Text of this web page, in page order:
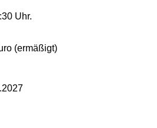
Uhr.
(ermäßigt)